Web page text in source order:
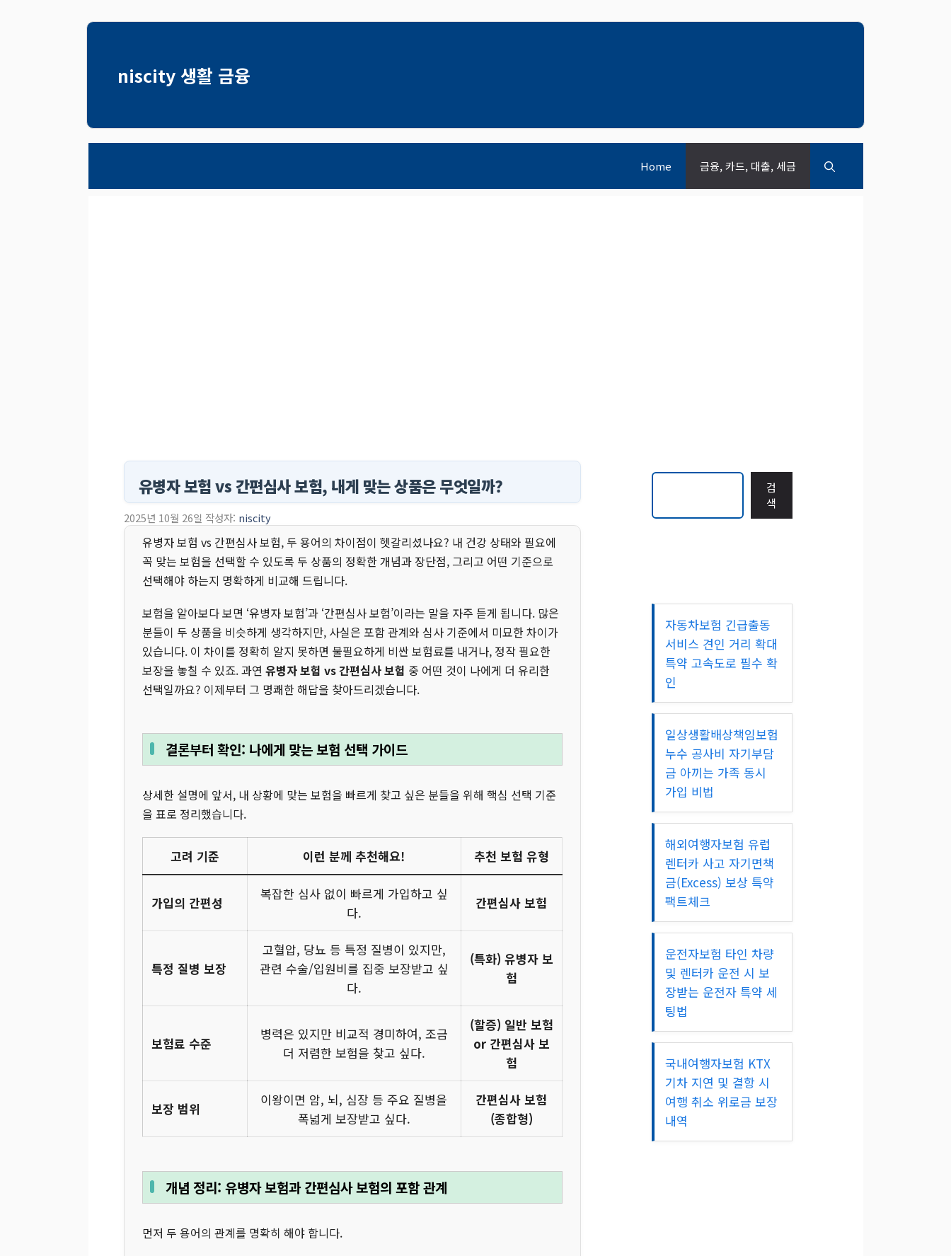
niscity 생활 금융
Home 금융, 카드, 대출, 세금
유병자 보험 vs 간편심사 보험, 내게 맞는 상품은 무엇일까?
2025년 10월 26일 작성자: niscity
유병자 보험 vs 간편심사 보험, 두 용어의 차이점이 헷갈리셨나요? 내 건강 상태와 필요에
꼭 맞는 보험을 선택할 수 있도록 두 상품의 정확한 개념과 장단점, 그리고 어떤 기준으로
선택해야 하는지 명확하게 비교해 드립니다.
보험을 알아보다 보면 ‘유병자 보험’과 ‘간편심사 보험’이라는 말을 자주 듣게 됩니다. 많은
분들이 두 상품을 비슷하게 생각하지만, 사실은 포함 관계와 심사 기준에서 미묘한 차이가
있습니다. 이 차이를 정확히 알지 못하면 불필요하게 비싼 보험료를 내거나, 정작 필요한
보장을 놓칠 수 있죠. 과연 유병자 보험 vs 간편심사 보험 중 어떤 것이 나에게 더 유리한
선택일까요? 이제부터 그 명쾌한 해답을 찾아드리겠습니다.
결론부터 확인: 나에게 맞는 보험 선택 가이드
상세한 설명에 앞서, 내 상황에 맞는 보험을 빠르게 찾고 싶은 분들을 위해 핵심 선택 기준
을 표로 정리했습니다.
고려 기준 이런 분께 추천해요! 추천 보험 유형
가입의 간편성
복잡한 심사 없이 빠르게 가입하고 싶
다.
간편심사 보험
특정 질병 보장
고혈압, 당뇨 등 특정 질병이 있지만,
관련 수술/입원비를 집중 보장받고 싶
다.
(특화) 유병자 보
험
보험료 수준
병력은 있지만 비교적 경미하여, 조금
더 저렴한 보험을 찾고 싶다.
(할증) 일반 보험
or 간편심사 보
험
보장 범위
이왕이면 암, 뇌, 심장 등 주요 질병을
폭넓게 보장받고 싶다.
간편심사 보험
(종합형)
개념 정리: 유병자 보험과 간편심사 보험의 포함 관계
먼저 두 용어의 관계를 명확히 해야 합니다.
검
검
색
자동차보험 긴급출동
서비스 견인 거리 확대
특약 고속도로 필수 확
인
일상생활배상책임보험
누수 공사비 자기부담
금 아끼는 가족 동시
가입 비법
해외여행자보험 유럽
렌터카 사고 자기면책
금(Excess) 보상 특약
팩트체크
운전자보험 타인 차량
및 렌터카 운전 시 보
장받는 운전자 특약 세
팅법
국내여행자보험 KTX
기차 지연 및 결항 시
여행 취소 위로금 보장
내역